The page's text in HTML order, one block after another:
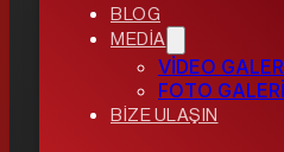
BLOG
MEDİA
VİDEO
FOTO GALERİ
BİZE ULAŞIN